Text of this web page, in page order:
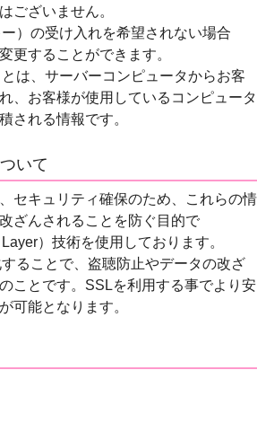
ございません。
）の受け入れを希望されない場合
更することができます。
は、サーバーコンピュータからお客
、お客様が使用しているコンピュータ
される情報です。
いて
セキュリティ確保のため、これらの情
ざんされることを防ぐ目的で
）技術を使用しております。
ることで、盗聴防止やデータの改ざ
ことです。SSLを利用する事でより安
可能となります。